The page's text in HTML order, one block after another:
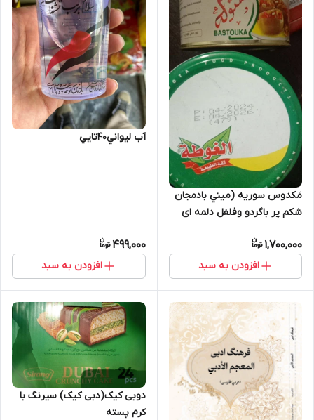
مَکدوس سوریه (ميني بادمجان
شکم پر باگردو وفلفل دلمه ای
1,700,000
افزودن به سبد
آب ليواني40تايي
499,000
افزودن به سبد
دوبی کیک(دبی کیک) سیرنگ با
کرم پسته